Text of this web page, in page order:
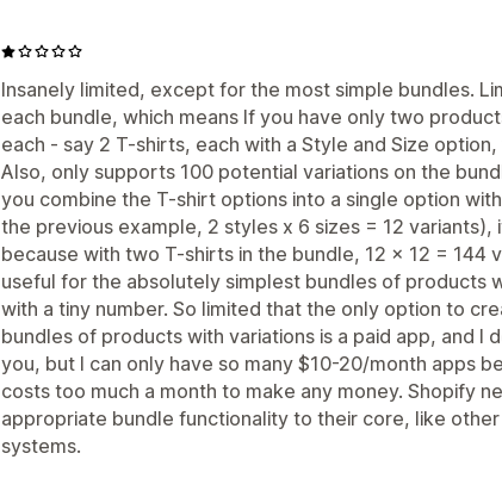
Insanely limited, except for the most simple bundles.
each bundle, which means If you have only two
each - say 2 T-shirts, each with a Style and Size
Also, only supports 100 potential variations on the
you combine the T-shirt options into a single option
the previous example, 2 styles x 6 sizes = 12 variants),
because with two T-shirts in the bundle, 12 x 12 = 144
useful for the absolutely simplest bundles of products
with a tiny number. So limited that the only option to
bundles of products with variations is a paid app, and I
you, but I can only have so many $10-20/month apps
costs too much a month to make any money. Shopify
appropriate bundle functionality to their core, like
systems.